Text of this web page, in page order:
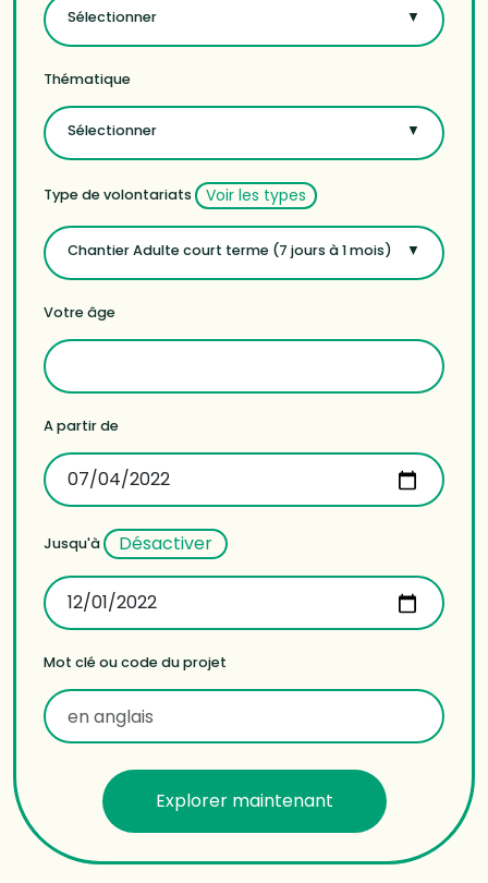
Sélectionner
Thématique
Sélectionner
Type de volontariats Voir les types
Chantier Adulte court terme (7 jours à 1 mois)
Votre âge
A partir de
Jusqu'à Désactiver
Mot clé ou code du projet
Explorer maintenant